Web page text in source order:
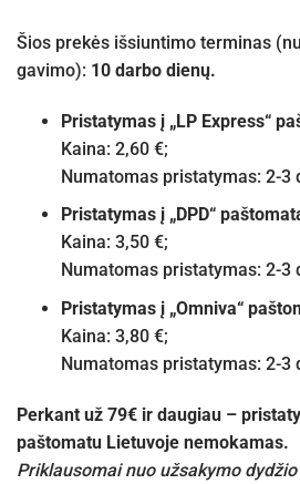
Šios prekės išsiuntimo terminas
gavimo): 10 darbo dienų.
Pristatymas į „LP Express“
Kaina: 2,60 €;
Numatomas pristatymas: 2-3
Pristatymas į „DPD“
Kaina: 3,50 €;
Numatomas pristatymas: 2-3
Pristatymas į „Omniva“
Kaina: 3,80 €;
Numatomas pristatymas: 2-3
Perkant už 79€ ir daugiau –
paštomatu Lietuvoje nemokamas.
Priklausomai nuo užsakymo